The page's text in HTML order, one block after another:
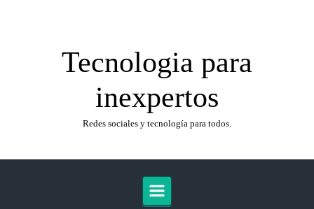
Tecnologia para
inexpertos
Redes sociales y tecnología para todos.